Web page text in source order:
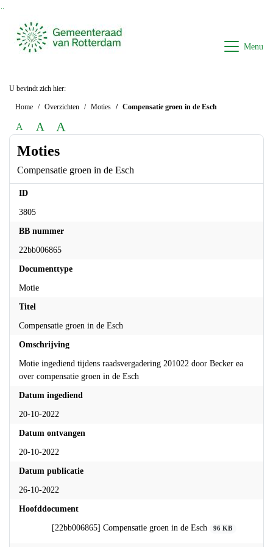
Menu
U bevindt zich hier:
Home Overzichten Moties Compensatie groen in de Esch
A A A
Moties
Compensatie groen in de Esch
ID
3805
BB nummer
22bb006865
Documenttype
Motie
Titel
Compensatie groen in de Esch
Omschrijving
Motie ingediend tijdens raadsvergadering 201022 door Becker ea
over compensatie groen in de Esch
Datum ingediend
20-10-2022
Datum ontvangen
20-10-2022
Datum publicatie
26-10-2022
Hoofddocument
[22bb006865] Compensatie groen in de Esch 96 KB